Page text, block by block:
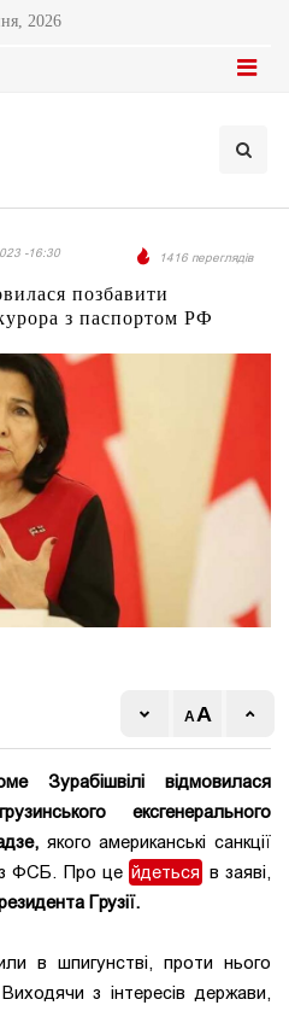
2026
-16:30 1416 переглядів
позбавити
з паспортом РФ
Зурабішвілі відмовилася
ексгенерального
якого американські санкції
ФСБ. Про це йдеться в заяві,
Грузії.
в шпигунстві, проти нього
з інтересів держави,